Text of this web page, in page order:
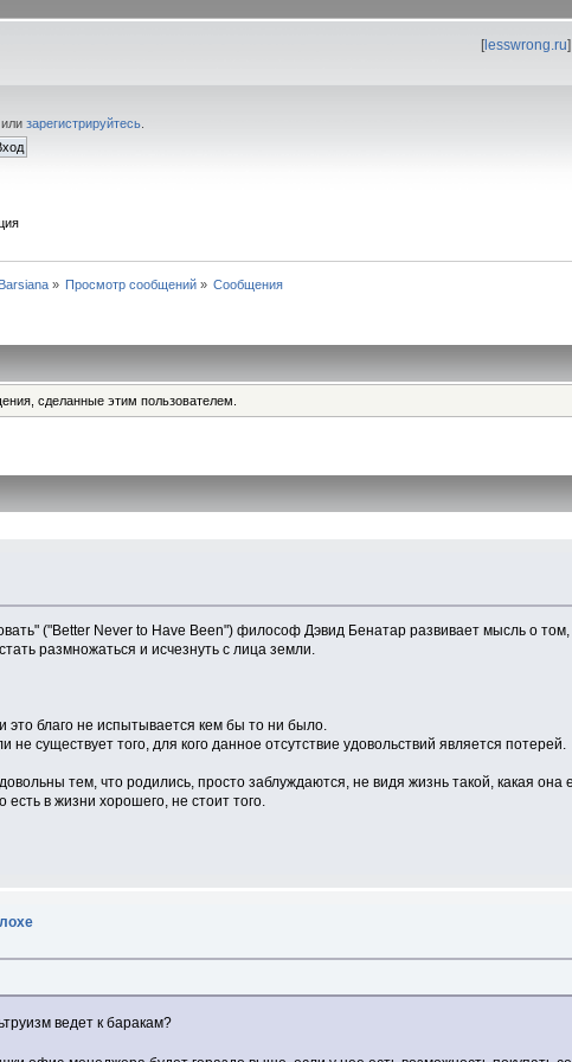
[lesswrong.ru
илизарегистрируйтесь
» Просмотр сообщений » Сообщения
сделанные этим пользователем.
("Better Never to Have Been") философ Дэвид Бенатар развивает мысль о
размножаться и исчезнуть с лица земли.
это благо не испытывается кем бы то ни было.
не существует того, для кого данное отсутствие удовольствий является потерей.
тем, что родились, просто заблуждаются, не видя жизнь такой, какая
в жизни хорошего, не стоит того.
ведет к баракам?